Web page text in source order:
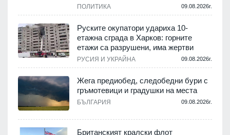
ПОЛИТИКА 09.08.2026г.
Руските окупатори удариха 10-
етажна сграда в Харков: горните
етажи са разрушени, има жертви
РУСИЯ И УКРАЙНА 09.08.2026г.
Жега предиобед, следобедни бури с
гръмотевици и градушки на места
БЪЛГАРИЯ 09.08.2026г.
Британският кралски флот